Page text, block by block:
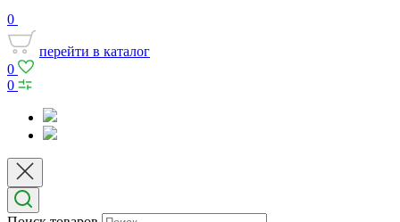
0
перейти в каталог
0
0